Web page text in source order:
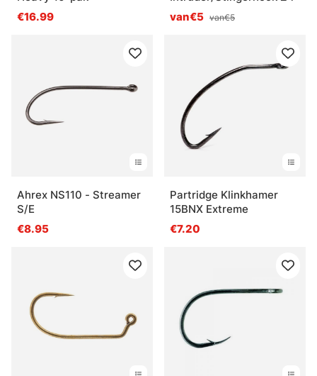
€16.99
van€5 van€5
Ahrex NS110 - Streamer
S/E
€8.95
Partridge Klinkhamer
15BNX Extreme
€7.20